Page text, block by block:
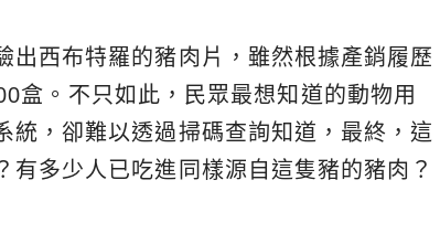
出西布特羅的豬肉片，雖然根據產銷履歷
盒。不只如此，民眾最想知道的動物用
統，卻難以透過掃碼查詢知道，最終，這
多少人已吃進同樣源自這隻豬的豬肉？